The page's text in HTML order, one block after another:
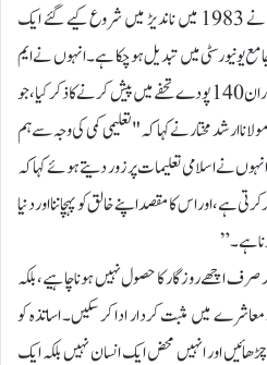
تفہیم حاصل کرنا ہے۔” ڈاکٹر انکش راؤ نے 1983 میں ناندیڑ میں شروع کیے گئے ایک
یونیورسٹی میں تبدیل ہو چکا ہے۔ انہوں نے ایم
جی ایم یونیورسٹی کی جانب سے ایکسپو کے دوران 140 پودے تحفے میں پیش کرنے کا ذکر کیا، جو
ارشد مختار نے کہا کہ "تعلیمی کمی کی وجہ سے ہم
نے اسلامی تعلیمات پر زور دیتے ہوئے کہا کہ
ہے، اور اس کا مقصد اپنے خالق کو پہچاننا اور دنیا
ہے۔”
اچھے روزگار کا حصول نہیں ہونا چاہیے، بلکہ
معاشرے میں مثبت کردار ادا کر سکیں۔ اساتذہ کو
اور انہیں محض ایک انسان نہیں بلکہ ایک